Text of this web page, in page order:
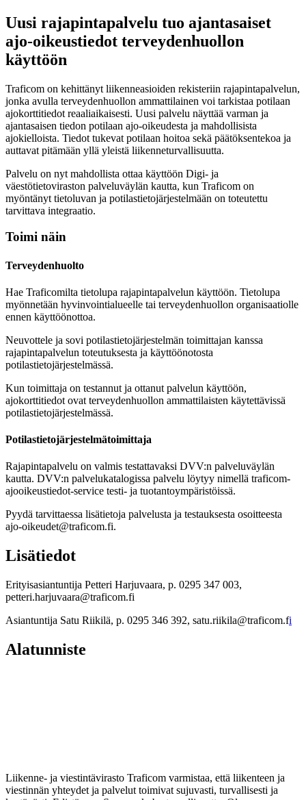
Uusi rajapintapalvelu tuo ajantasaiset
ajo-oikeustiedot terveydenhuollon
käyttöön
Traficom on kehittänyt liikenneasioiden rekisteriin rajapintapalvelun,
jonka avulla terveydenhuollon ammattilainen voi tarkistaa potilaan
ajokorttitiedot reaaliaikaisesti. Uusi palvelu näyttää varman ja
ajantasaisen tiedon potilaan ajo-oikeudesta ja mahdollisista
ajokielloista. Tiedot tukevat potilaan hoitoa sekä päätöksentekoa ja
auttavat pitämään yllä yleistä liikenneturvallisuutta.
Palvelu on nyt mahdollista ottaa käyttöön Digi- ja
väestötietoviraston palveluväylän kautta, kun Traficom on
myöntänyt tietoluvan ja potilastietojärjestelmään on toteutettu
tarvittava integraatio.
Toimi näin
Terveydenhuolto
Hae Traficomilta tietolupa rajapintapalvelun käyttöön. Tietolupa
myönnetään hyvinvointialueelle tai terveydenhuollon organisaatiolle
ennen käyttöönottoa.
Neuvottele ja sovi potilastietojärjestelmän toimittajan kanssa
rajapintapalvelun toteutuksesta ja käyttöönotosta
potilastietojärjestelmässä.
Kun toimittaja on testannut ja ottanut palvelun käyttöön,
ajokorttitiedot ovat terveydenhuollon ammattilaisten käytettävissä
potilastietojärjestelmässä.
Potilastietojärjestelmätoimittaja
Rajapintapalvelu on valmis testattavaksi DVV:n palveluväylän
kautta. DVV:n palvelukatalogissa palvelu löytyy nimellä traficom-
ajooikeustiedot-service testi- ja tuotantoympäristöissä.
Pyydä tarvittaessa lisätietoja palvelusta ja testauksesta osoitteesta
ajo-oikeudet@traficom.fi.
Lisätiedot
Erityisasiantuntija Petteri Harjuvaara, p. 0295 347 003,
petteri.harjuvaara@traficom.fi
Asiantuntija Satu Riikilä, p. 0295 346 392, satu.riikila@traficom.fi
Alatunniste
Liikenne- ja viestintävirasto Traficom varmistaa, että liikenteen ja
viestinnän yhteydet ja palvelut toimivat sujuvasti, turvallisesti ja